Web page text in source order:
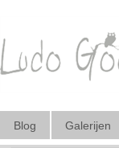
Blog Galerijen